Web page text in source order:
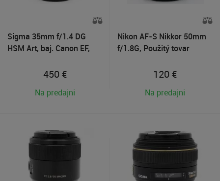
Sigma 35mm f/1.4 DG
HSM Art, baj. Canon EF,
450 €
Na predajni
Nikon AF-S Nikkor 50mm
f/1.8G, Použitý tovar
120 €
Na predajni